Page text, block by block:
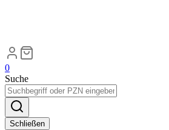
0
Suche
Schließen